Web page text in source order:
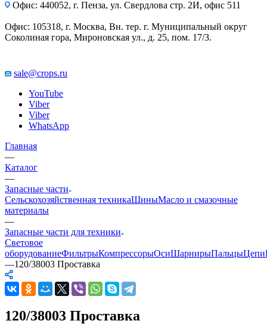
Офис: 440052, г. Пенза, ул. Свердлова стр. 2И, офис 511
Офис: 105318, г. Москва, Вн. тер. г. Муниципальный округ
Соколиная гора, Мироновская ул., д. 25, пом. 17/3.
sale@crops.ru
YouTube
Viber
Viber
WhatsApp
Главная
—
Каталог
—
Запасные части
Сельскохозяйственная техникаШиныМасло и смазочные
материалы
—
Запасные части для техники
Световое
оборудованиеФильтрыКомпрессорыОсиШарнирыПальцыЦепи
—120/38003 Проставка
120/38003 Проставка